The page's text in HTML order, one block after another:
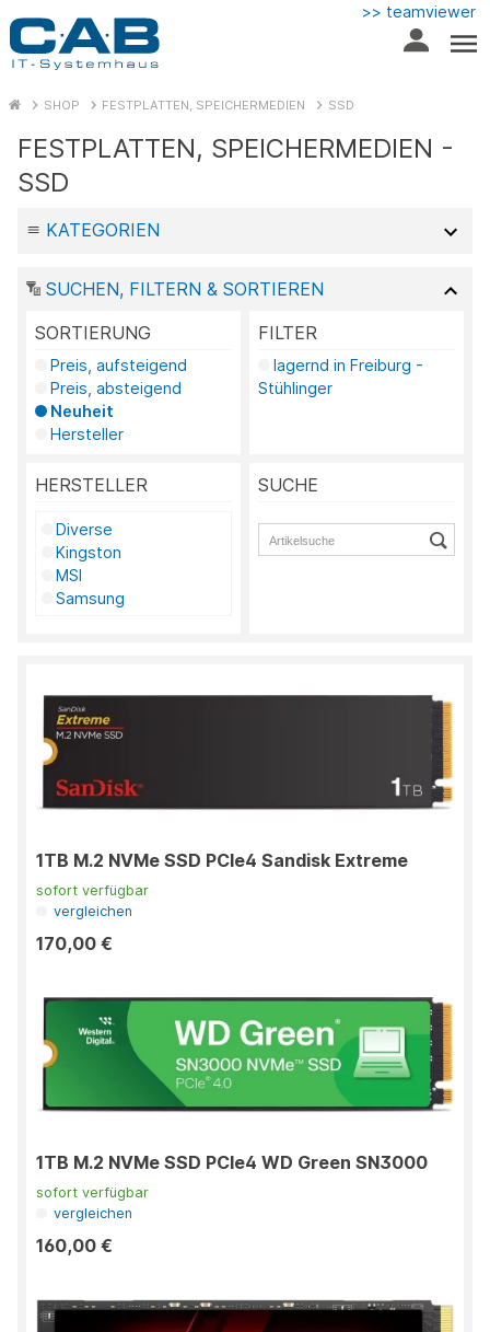
>> teamviewer
SHOP FESTPLATTEN, SPEICHERMEDIEN SSD
FESTPLATTEN, SPEICHERMEDIEN -
SSD
KATEGORIEN
SUCHEN, FILTERN & SORTIEREN
SORTIERUNG
Preis, aufsteigend
Preis, absteigend
Neuheit
Hersteller
FILTER
lagernd in Freiburg -
Stühlinger
HERSTELLER
Diverse
Kingston
MSI
Samsung
SUCHE
1TB M.2 NVMe SSD PCIe4 Sandisk Extreme
sofort verfügbar
vergleichen
170,00 €
1TB M.2 NVMe SSD PCIe4 WD Green SN3000
sofort verfügbar
vergleichen
160,00 €